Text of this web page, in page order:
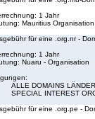
1 Jahr
Mauritius Organisation
für eine .org.nr -
1 Jahr
Nuaru - Organisation
ALLE DOMAINS
SPECIAL INTEREST
für eine .org.pe -